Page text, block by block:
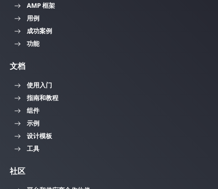
AMP 框架
用例
成功案例
功能
文档
使用入门
指南和教程
组件
示例
设计模板
工具
社区